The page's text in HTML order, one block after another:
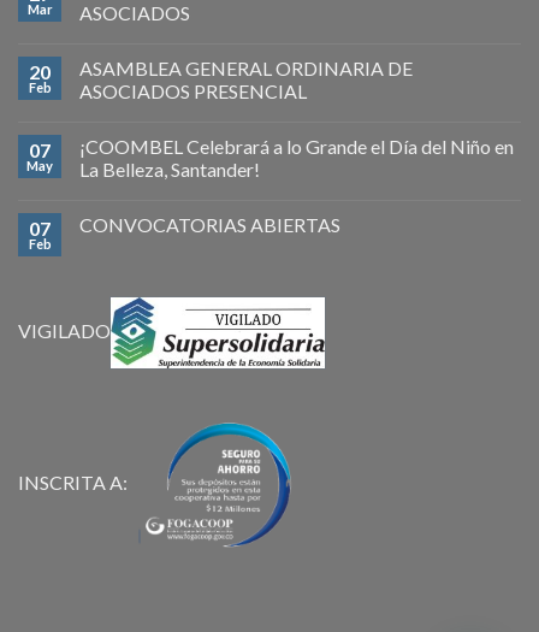
Mar
ASOCIADOS
20
Feb
ASAMBLEA GENERAL ORDINARIA DE
ASOCIADOS PRESENCIAL
07
May
¡COOMBEL Celebrará a lo Grande el Día del Niño en
La Belleza, Santander!
07
Feb
CONVOCATORIAS ABIERTAS
VIGILADO
INSCRITA A: